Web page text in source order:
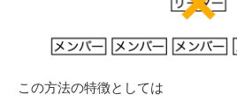
この方法の特徴としては